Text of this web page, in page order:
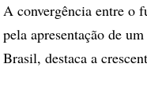
A convergência entre o
pela apresentação de
Brasil, destaca a